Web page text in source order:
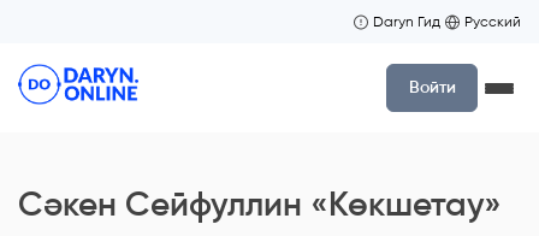
Daryn Гид Русский
Войти
Сәкен Сейфуллин «Көкшетау»